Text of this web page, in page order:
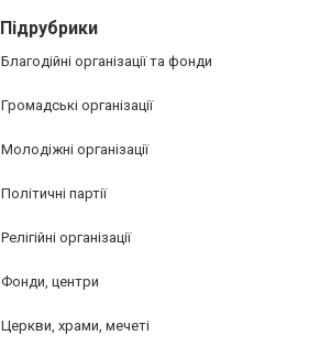
Підрубрики
Благодійні організації та фонди
Громадські організації
Молодіжні організації
Політичні партії
Релігійні організації
Фонди, центри
Церкви, храми, мечеті